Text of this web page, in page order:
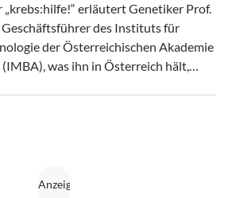
„krebs:hilfe!“ erläutert Genetiker Prof.
Geschäftsführer des Instituts für
der Österreichischen Akademie
was ihn in Österreich hält,